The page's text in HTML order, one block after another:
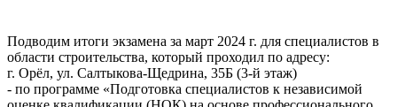
Подводим итоги экзамена за март 2024 г. для специалистов в
области строительства, который проходил по адресу:
г. Орёл, ул. Салтыкова-Щедрина, 35Б (3-й этаж)
- по программе «Подготовка специалистов к независимой